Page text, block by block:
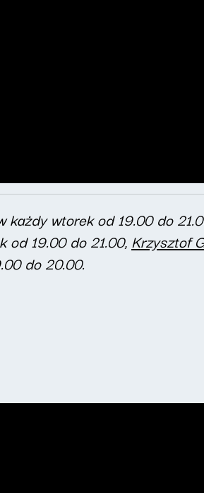
każdy wtorek od 19.00 do
od 19.00 do 21.00, Krzysztof
do 20.00.